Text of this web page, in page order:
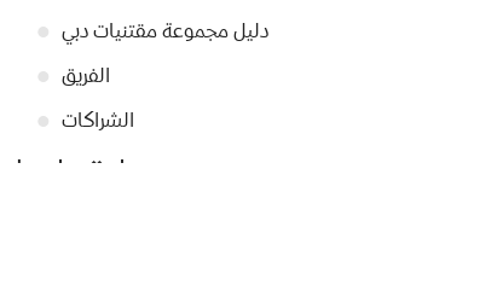
● دليل مجموعة مقتنيات دبي
● الفريق
● الشراكات
ابقوا